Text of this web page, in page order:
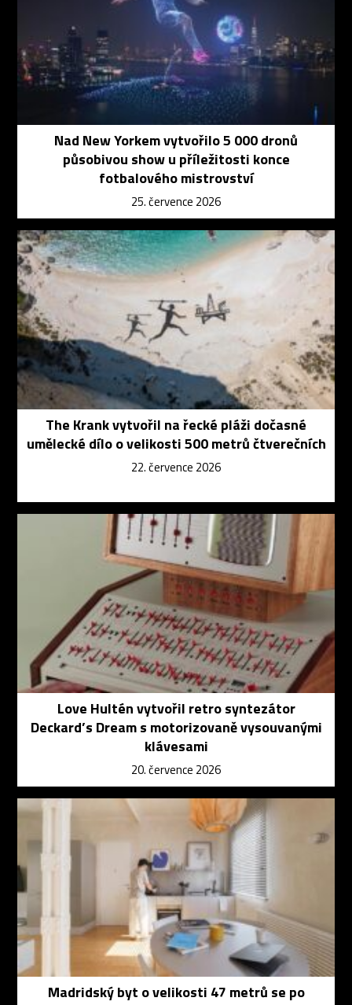
Nad New Yorkem vytvořilo 5 000 dronů
působivou show u příležitosti konce
fotbalového mistrovství
25. července 2026
The Krank vytvořil na řecké pláži dočasné
umělecké dílo o velikosti 500 metrů čtverečních
22. července 2026
Love Hultén vytvořil retro syntezátor
Deckard’s Dream s motorizovaně vysouvanými
klávesami
20. července 2026
Madridský byt o velikosti 47 metrů se po